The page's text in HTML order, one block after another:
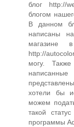
блог http://
блогом
В данном
написаны
магазине
http://
могу.
хотели бы
можем
такой
программы